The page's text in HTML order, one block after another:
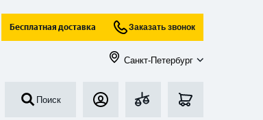
Бесплатная доставка Заказать звонок
Санкт-Петербург
Поиск